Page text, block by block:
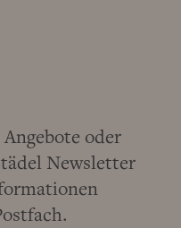
oder
Newsletter